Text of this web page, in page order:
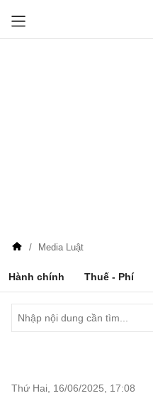
Media Luật
Hành chính Thuế - Phí
Thứ Hai, 16/06/2025 17:08